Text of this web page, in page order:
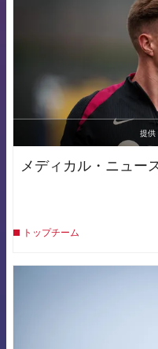
提供
メディカル・ニュー
トップチーム